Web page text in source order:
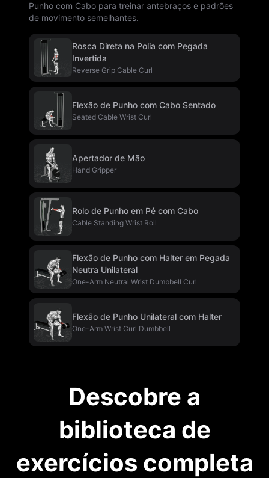
Punho com Cabo para treinar antebraços e padrões
de movimento semelhantes.
Rosca Direta na Polia com Pegada
Invertida
Reverse Grip Cable Curl
Flexão de Punho com Cabo Sentado
Seated Cable Wrist Curl
Apertador de Mão
Hand Gripper
Rolo de Punho em Pé com Cabo
Cable Standing Wrist Roll
Flexão de Punho com Halter em Pegada
Neutra Unilateral
One-Arm Neutral Wrist Dumbbell Curl
Flexão de Punho Unilateral com Halter
One-Arm Wrist Curl Dumbbell
Descobre a
biblioteca de
exercícios completa